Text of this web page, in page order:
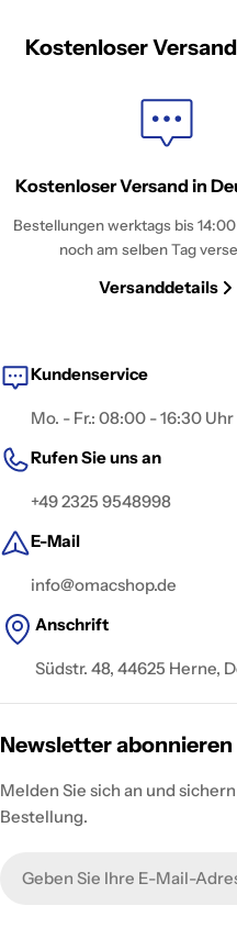
Kostenloser
Kostenloser Versand in
Bestellungen werktags bis
noch am selben Tag
Versanddetails
Kundenservice
Mo. - Fr.: 08:00 - 16:30 Uhr
Rufen Sie uns an
+49 2325 9548998
E-Mail
info@omacshop.de
Anschrift
Südstr. 48, 44625 Herne,
Newsletter abonnieren
Melden Sie sich an und
Bestellung.
Mail